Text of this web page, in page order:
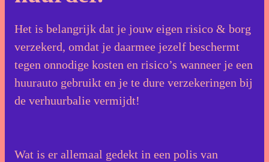
Het is belangrijk dat je jouw eigen risico & borg
verzekerd, omdat je daarmee jezelf beschermt
tegen onnodige kosten en risico’s wanneer je een
huurauto gebruikt en je te dure verzekeringen bij
de verhuurbalie vermijdt!
Wat is er allemaal gedekt in een polis van